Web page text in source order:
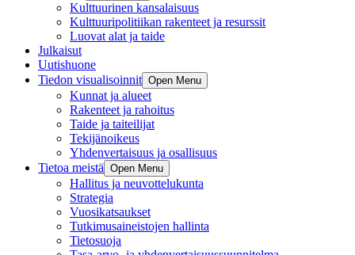
Kulttuurinen kansalaisuus
Kulttuuripolitiikan rakenteet ja resurssit
Luovat alat ja taide
Julkaisut
Uutishuone
Tiedon visualisoinnit Open Menu
Kunnat ja alueet
Rakenteet ja rahoitus
Taide ja taiteilijat
Tekijänoikeus
Yhdenvertaisuus ja osallisuus
Tietoa meistä Open Menu
Hallitus ja neuvottelukunta
Strategia
Vuosikatsaukset
Tutkimusaineistojen hallinta
Tietosuoja